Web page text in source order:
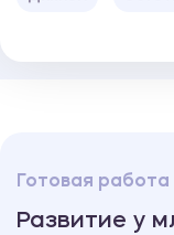
Готовая
Развитие у